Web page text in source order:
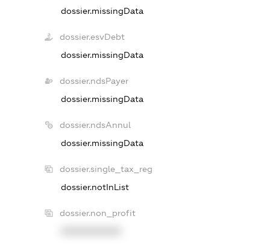
dossier.missingData
dossier.esvDebt
dossier.missingData
dossier.ndsPayer
dossier.missingData
dossier.ndsAnnul
dossier.missingData
dossier.single_tax_reg
dossier.notInList
dossier.non_profit